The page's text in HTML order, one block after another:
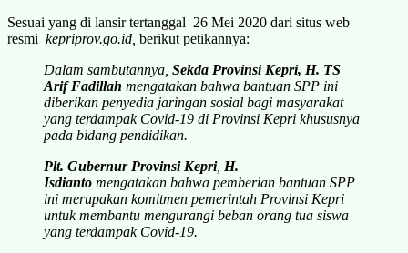
Sesuai yang di lansir tertanggal 26 Mei 2020 dari situs web
resmi kepriprov.go.id, berikut petikannya:
Dalam sambutannya, Sekda Provinsi Kepri, H. TS
Arif Fadillah mengatakan bahwa bantuan SPP ini
diberikan penyedia jaringan sosial bagi masyarakat
yang terdampak Covid-19 di Provinsi Kepri khususnya
pada bidang pendidikan.
Plt. Gubernur Provinsi Kepri, H.
Isdianto mengatakan bahwa pemberian bantuan SPP
ini merupakan komitmen pemerintah Provinsi Kepri
untuk membantu mengurangi beban orang tua siswa
yang terdampak Covid-19.